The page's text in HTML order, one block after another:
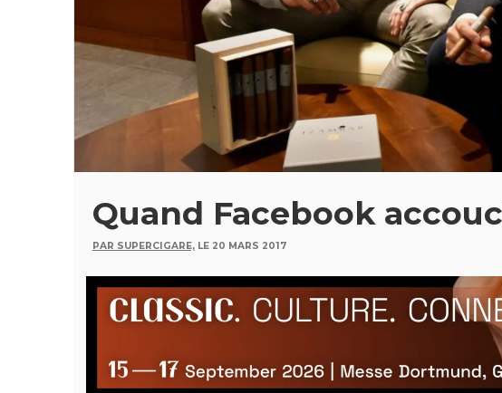
Quand Facebook
PAR SUPERCIGARE, LE 20 MARS 2017